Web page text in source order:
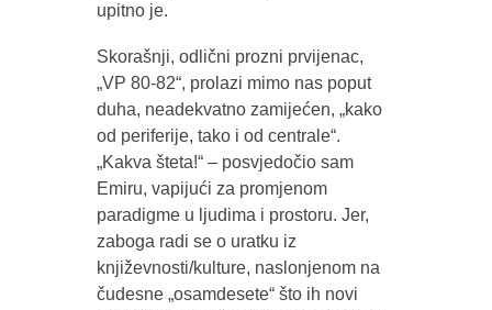
upitno je.
Skorašnji, odlični prozni prvijenac,
„VP 80-82“, prolazi mimo nas poput
duha, neadekvatno zamijećen, „kako
od periferije, tako i od centrale“.
„Kakva šteta!“ – posvjedočio sam
Emiru, vapijući za promjenom
paradigme u ljudima i prostoru. Jer,
zaboga radi se o uratku iz
književnosti/kulture, naslonjenom na
čudesne „osamdesete“ što ih novi